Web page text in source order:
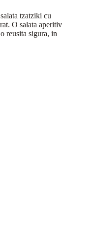
tzatziki cu
O salata aperitiv
reusita sigura, in